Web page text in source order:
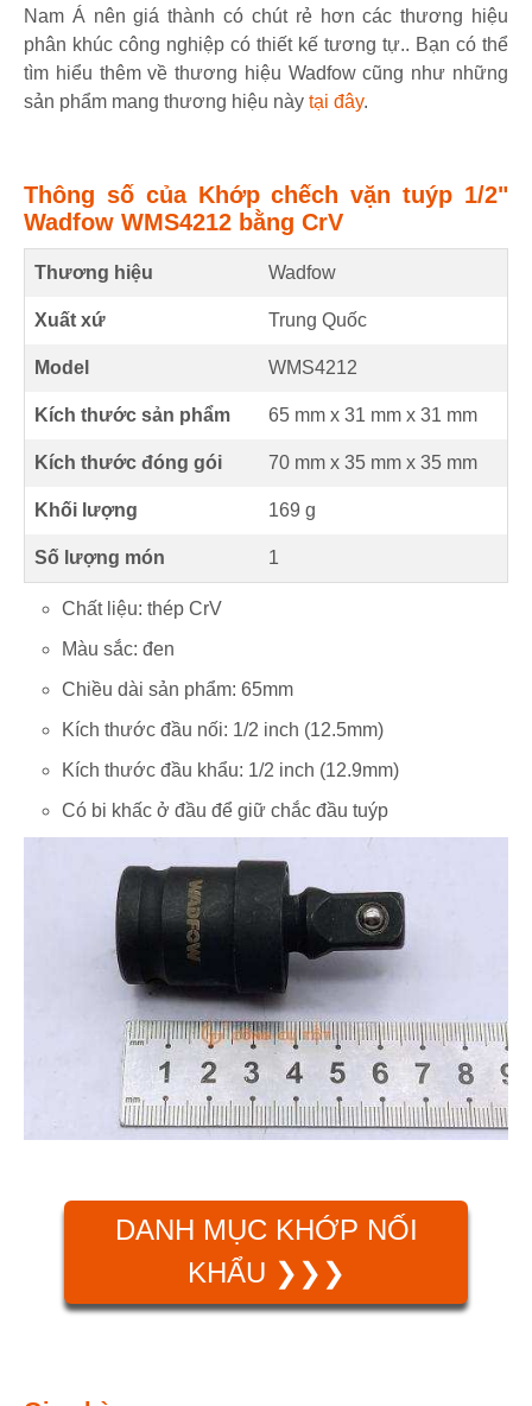
Nam Á nên giá thành có chút rẻ hơn các thương hiệu
phân khúc công nghiệp có thiết kế tương tự.. Bạn có thể
tìm hiểu thêm về thương hiệu Wadfow cũng như những
sản phẩm mang thương hiệu này tại đây.
Thông số của Khớp chếch vặn tuýp 1/2"
Wadfow WMS4212 bằng CrV
Thương hiệu Wadfow
Xuất xứ Trung Quốc
Model WMS4212
Kích thước sản phẩm 65 mm x 31 mm x 31 mm
Kích thước đóng gói 70 mm x 35 mm x 35 mm
Khối lượng 169 g
Số lượng món 1
Chất liệu: thép CrV
Màu sắc: đen
Chiều dài sản phẩm: 65mm
Kích thước đầu nối: 1/2 inch (12.5mm)
Kích thước đầu khẩu: 1/2 inch (12.9mm)
Có bi khấc ở đầu để giữ chắc đầu tuýp
DANH MỤC KHỚP NỐI
KHẨU ❯❯❯